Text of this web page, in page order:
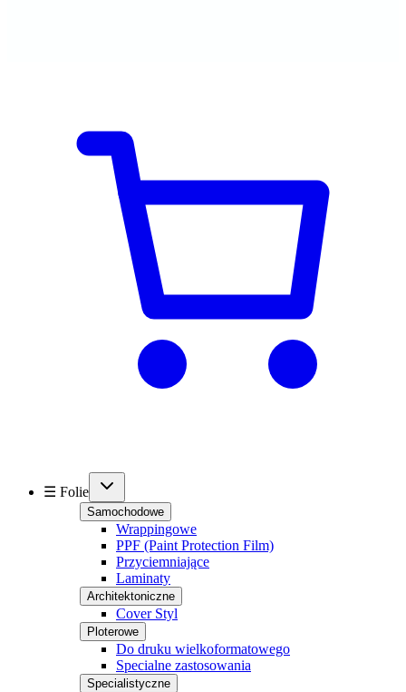
☰ Folie
Samochodowe
Wrappingowe
PPF (Paint Protection Film)
Przyciemniające
Laminaty
Architektoniczne
Cover Styl
Ploterowe
Do druku wielkoformatowego
Specialne zastosowania
Specialistyczne